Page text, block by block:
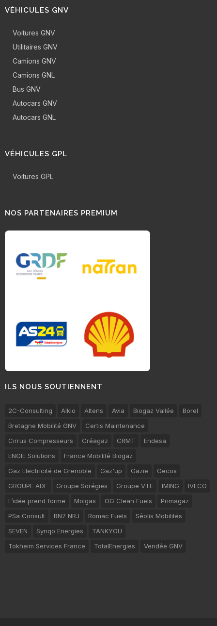
VÉHICULES GNV
Voitures GNV
Utilitaires GNV
Camions GNV
Camions GNL
Bus GNV
Autocars GNV
Autocars GNL
VÉHICULES GPL
Voitures GPL
NOS PARTENAIRES PREMIUM
ILS NOUS SOUTIENNENT
2C-Consulting Alkio Altens Avia Biogaz Vallée
Borel
Bretagne Mobilité GNV
Certis Maintenance
Cirrus Compresseurs
Créagaz CRMT
Endesa
ENGIE Solutions
France Mobilité Biogaz
Gaz Electricité de Grenoble
Gaz'up Gazie
Gecos
GROUPE ADF
Groupe Sorégies Groupe VTE IMING
IVECO
L’idée prend forme
Molgas OG Clean Fuels
Primagaz
PSa Consult
RN7 NRJ Romac Fuels
Séolis Mobilités
SEVEN
Synqo Energies
TANKYOU
Tokheim Services France
TotalEnergies Vendée GNV